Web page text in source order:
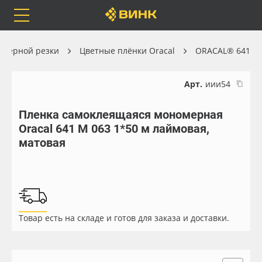
Каталог
Orafol
Доставка
Весь каталог
Рулонные материалы
Листовые материалы
резки Цветные плёнки Oracal ORACAL® 641
Арт. иии54
Пленка самоклеящаяся мономерная
Oracal 641 M 063 1*50 м лаймовая,
матовая
Товар есть на складе и готов для заказа и доставки.